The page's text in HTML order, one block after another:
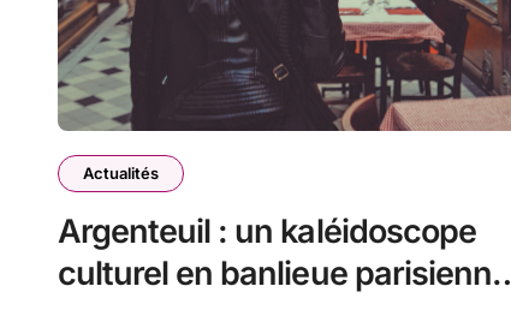
Actualités
Argenteuil : un kaléidoscope
culturel en banlieue parisienne